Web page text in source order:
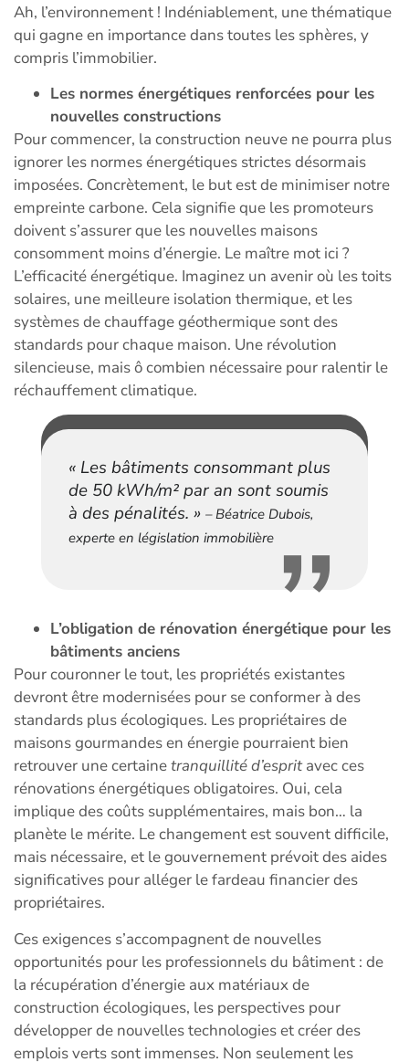
Ah, l’environnement ! Indéniablement, une thématique
qui gagne en importance dans toutes les sphères, y
compris l’immobilier.
Les normes énergétiques renforcées pour les
nouvelles constructions
Pour commencer, la construction neuve ne pourra plus
ignorer les normes énergétiques strictes désormais
imposées. Concrètement, le but est de minimiser notre
empreinte carbone. Cela signifie que les promoteurs
doivent s’assurer que les nouvelles maisons
consomment moins d’énergie. Le maître mot ici ?
L’efficacité énergétique. Imaginez un avenir où les toits
solaires, une meilleure isolation thermique, et les
systèmes de chauffage géothermique sont des
standards pour chaque maison. Une révolution
silencieuse, mais ô combien nécessaire pour ralentir le
réchauffement climatique.
« Les bâtiments consommant plus
de 50 kWh/m² par an sont soumis
à des pénalités. » – Béatrice Dubois,
experte en législation immobilière
L’obligation de rénovation énergétique pour les
bâtiments anciens
Pour couronner le tout, les propriétés existantes
devront être modernisées pour se conformer à des
standards plus écologiques. Les propriétaires de
maisons gourmandes en énergie pourraient bien
retrouver une certainetranquillité d’espritavec ces
rénovations énergétiques obligatoires. Oui, cela
implique des coûts supplémentaires, mais bon… la
planète le mérite. Le changement est souvent difficile,
mais nécessaire, et le gouvernement prévoit des aides
significatives pour alléger le fardeau financier des
propriétaires.
Ces exigences s’accompagnent de nouvelles
opportunités pour les professionnels du bâtiment : de
la récupération d’énergie aux matériaux de
construction écologiques, les perspectives pour
développer de nouvelles technologies et créer des
emplois verts sont immenses. Non seulement les